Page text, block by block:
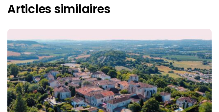
Articles similaires